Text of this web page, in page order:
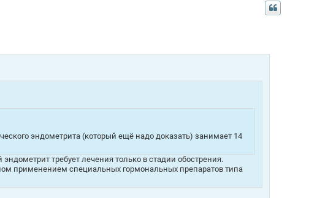
эндометрита (который ещё надо доказать) занимает 14
требует лечения только в стадии обострения.
применением специальных гормональных препаратов типа